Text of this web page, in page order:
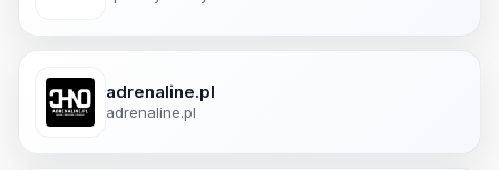
adrenaline.pl
adrenaline.pl